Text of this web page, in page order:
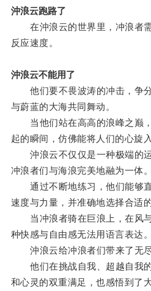
沖浪云跑路了
在沖浪云的世界里，冲浪者需
反应速度。
沖浪云不能用了
他们要不畏波涛的冲击，争分
与蔚蓝的大海共同舞动。
当他们站在高高的浪峰之巅
起的瞬间，仿佛能将人们的心旋
沖浪云不仅仅是一种极端的
冲浪者们与海浪完美地融为一体。
通过不断地练习，他们能够直
速度与力量，并准确地选择合适
当冲浪者骑在巨浪上，在风与
种快感与自由感无法用语言表达。
沖浪云给冲浪者们带来了无尽
他们在挑战自我、超越自我
和心灵的双重满足，也感悟到了